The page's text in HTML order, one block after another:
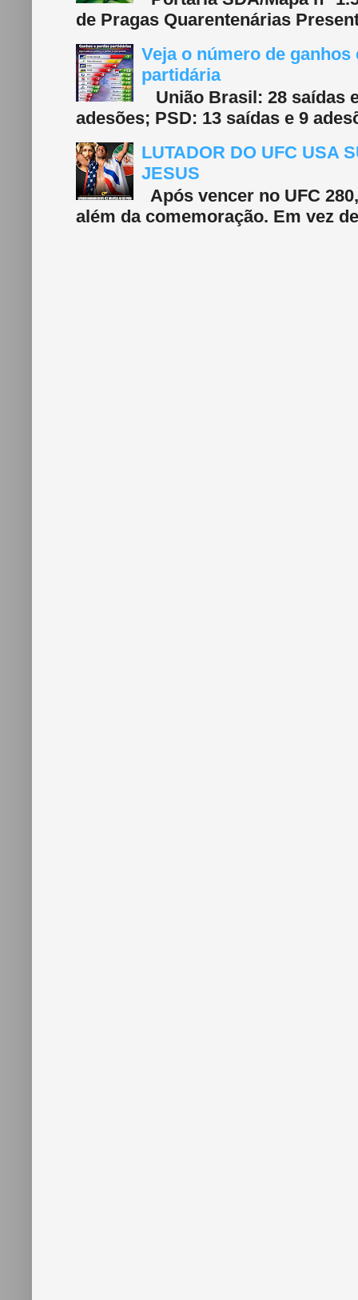
de Pragas Quarentenárias
Veja o número de
partidária
União Brasil: 28 saídas
adesões; PSD: 13 saídas e 9
LUTADOR DO UFC USA
JESUS
Após vencer no UFC
além da comemoração. Em vez